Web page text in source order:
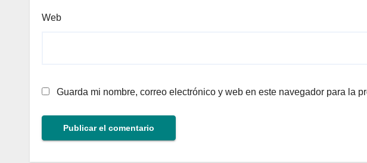
Web
Guarda mi nombre, correo electrónico y web en este navegador para la